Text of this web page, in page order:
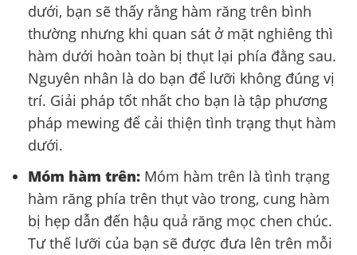
dưới, bạn sẽ thấy rằng hàm răng trên bình
thường nhưng khi quan sát ở mặt nghiêng thì
hàm dưới hoàn toàn bị thụt lại phía đằng sau.
Nguyên nhân là do bạn để lưỡi không đúng vị
trí. Giải pháp tốt nhất cho bạn là tập phương
pháp mewing để cải thiện tình trạng thụt hàm
dưới.
Móm hàm trên: Móm hàm trên là tình trạng
hàm răng phía trên thụt vào trong, cung hàm
bị hẹp dẫn đến hậu quả răng mọc chen chúc.
Tư thế lưỡi của bạn sẽ được đưa lên trên mỗi